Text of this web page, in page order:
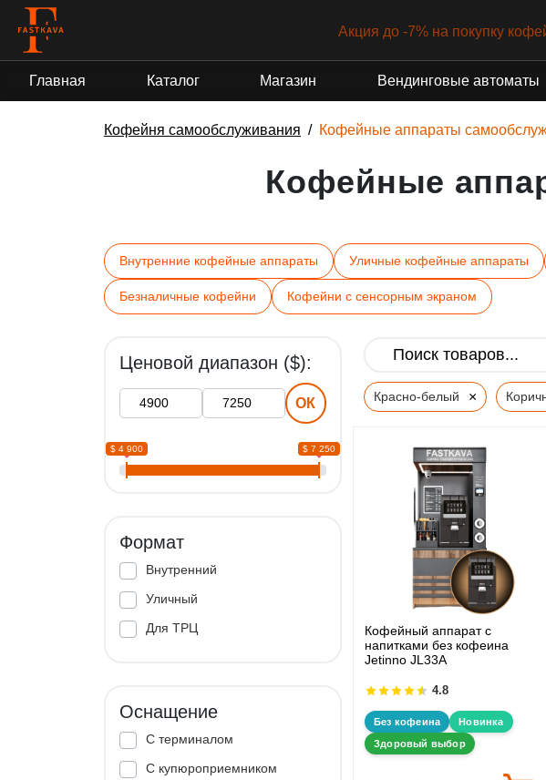
Акция до -7% на покупку
Главная Каталог Магазин Вендинговые автоматы
Кофейня самообслуживания Кофейные аппараты
Кофейные
Внутренние кофейные аппараты Уличные кофейные аппараты
Безналичные кофейни Кофейни с сенсорным экраном
Ценовой диапазон ($):
ОК
$ 4 900 $ 7 250
Формат
Внутренний
Уличный
Для ТРЦ
Оснащение
С терминалом
С купюроприемником
Красно-белый ×
Кофейный аппарат с
напитками без кофеина
Jetinno JL33А
4.8
Без кофеина
Новинка
Здоровый выбор